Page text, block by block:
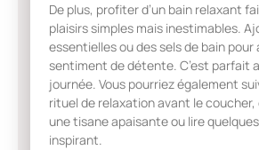
De plus, profiter d’un bain relaxant
plaisirs simples mais inestimables.
essentielles ou des sels de bain
sentiment de détente. C’est parfait
journée. Vous pourriez également
rituel de relaxation avant le
une tisane apaisante ou lire
inspirant.